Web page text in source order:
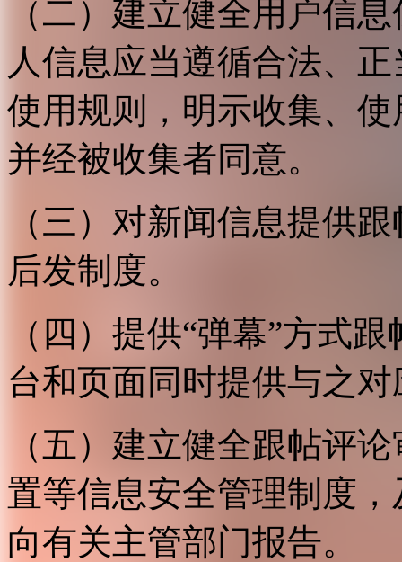
（二）建立健全用户信
人信息应当遵循合法、
使用规则，明示收集、
并经被收集者同意。
（三）对新闻信息提供
后发制度。
（四）提供“弹幕”方式
台和页面同时提供与之
（五）建立健全跟帖评
置等信息安全管理制度
向有关主管部门报告。